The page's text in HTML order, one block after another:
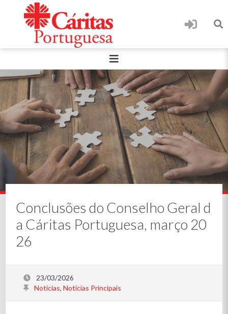
Conclusões do Conselho Geral d
a Cáritas Portuguesa, março 20
26
23/03/2026
Notícias,Notícias Principais